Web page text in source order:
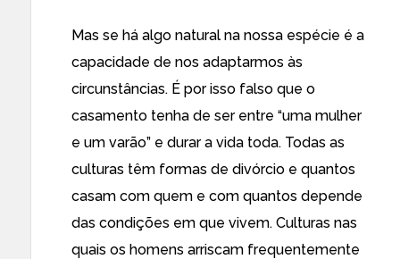
Mas se há algo natural na nossa espécie é a
capacidade de nos adaptarmos às
circunstâncias. É por isso falso que o
casamento tenha de ser entre “uma mulher
e um varão” e durar a vida toda. Todas as
culturas têm formas de divórcio e quantos
casam com quem e com quantos depende
das condições em que vivem. Culturas nas
quais os homens arriscam frequentemente